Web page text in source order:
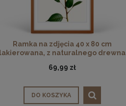
Ramka na zdjęcia 40 x 80 cm
lakierowana, z naturalnego drewna
69,99 zł
DO KOSZYKA